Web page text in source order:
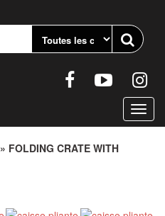
la
» FOLDING CRATE WITH